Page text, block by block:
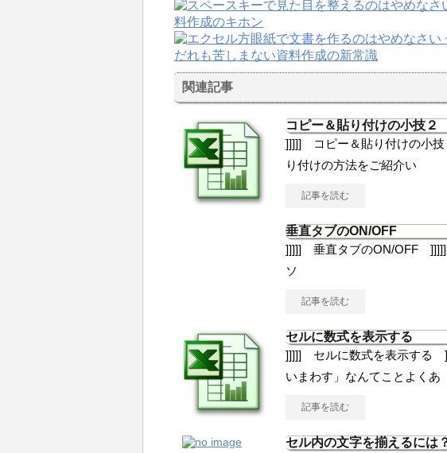
関連記事
コピー＆貼り付けの小技２
]]]]] コピー＆貼り付けの小
り付けの方法をご紹介い
記事を読む
垂直タブのON/OFF
]]]]] 垂直タブのON/OFF ]]]]]
ソ
記事を読む
セルに数式を表示する
]]]]] セルに数式を表示する
いまわす」なんてことよくあ
記事を読む
セル内の文字を揃えるには